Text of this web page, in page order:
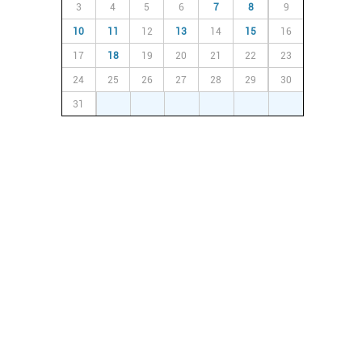
3 4 5 6 7 8 9
10 11 12 13 14 15 16
17 18 19 20 21 22 23
24 25 26 27 28 29 30
31